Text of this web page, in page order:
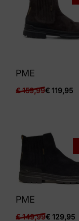
PME
€159,99€ 119,95
PME
€149,99€ 129,95